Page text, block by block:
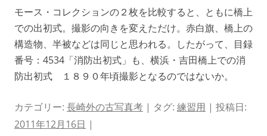
モース・コレクションの２枚を比較すると、ともに橋上
での出初式。撮影の向きを変えただけ。赤白旗、橋上の
構造物、半被などは同じと思われる。したがって、目録
番号：4534「消防出初式」も、横浜・吉田橋上での消
防出初式 １８９０年頃撮影となるのではないか。
カテゴリー: 長崎外の古写真考 | タグ: 練習用 | 投稿日:
2011年12月16日 |